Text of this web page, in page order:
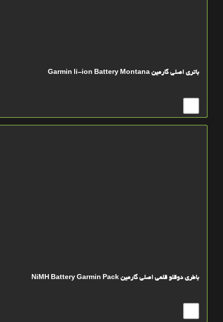
باتري اصلي گارمین Garmin li-ion Battery Montana
باطری دوقلو قلمی اصلی گارمین NiMH Battery Garmin Pack